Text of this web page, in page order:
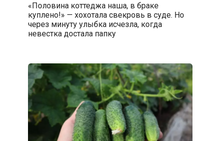
«Половина коттеджа наша, в браке
куплено!» — хохотала свекровь в суде. Но
через минуту улыбка исчезла, когда
невестка достала папку